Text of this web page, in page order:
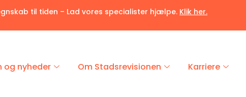
til tiden – Lad vores specialister hjælpe. Klik her.
og nyheder Om Stadsrevisionen Karriere